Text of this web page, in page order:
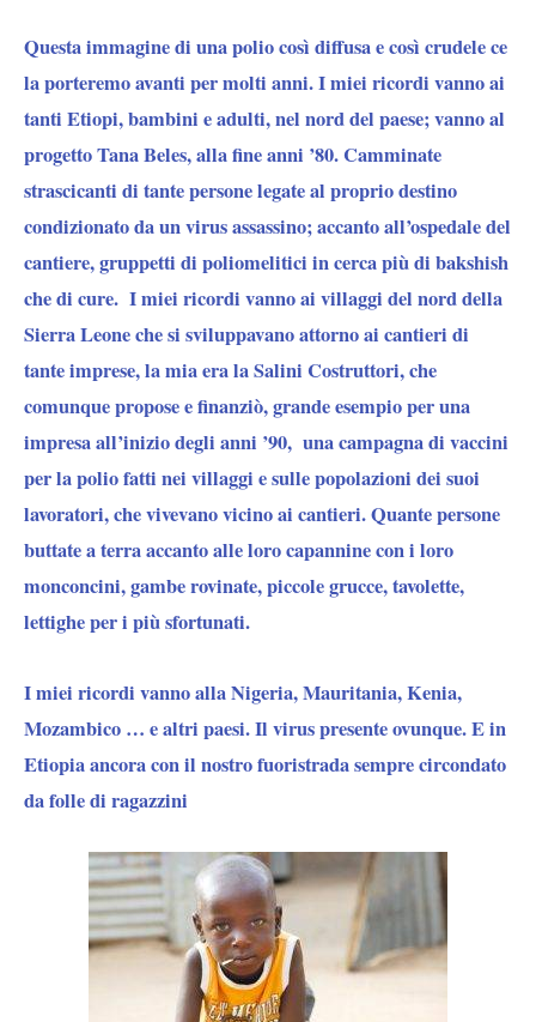
Questa immagine di una polio così diffusa e così crudele ce
la porteremo avanti per molti anni. I miei ricordi vanno ai
tanti Etiopi, bambini e adulti, nel nord del paese; vanno al
progetto Tana Beles, alla fine anni ’80. Camminate
strascicanti di tante persone legate al proprio destino
condizionato da un virus assassino; accanto all’ospedale del
cantiere, gruppetti di poliomelitici in cerca più di bakshish
che di cure. I miei ricordi vanno ai villaggi del nord della
Sierra Leone che si sviluppavano attorno ai cantieri di
tante imprese, la mia era la Salini Costruttori, che
comunque propose e finanziò, grande esempio per una
impresa all’inizio degli anni ’90, una campagna di vaccini
per la polio fatti nei villaggi e sulle popolazioni dei suoi
lavoratori, che vivevano vicino ai cantieri. Quante persone
buttate a terra accanto alle loro capannine con i loro
monconcini, gambe rovinate, piccole grucce, tavolette,
lettighe per i più sfortunati.
I miei ricordi vanno alla Nigeria, Mauritania, Kenia,
Mozambico … e altri paesi. Il virus presente ovunque. E in
Etiopia ancora con il nostro fuoristrada sempre circondato
da folle di ragazzini